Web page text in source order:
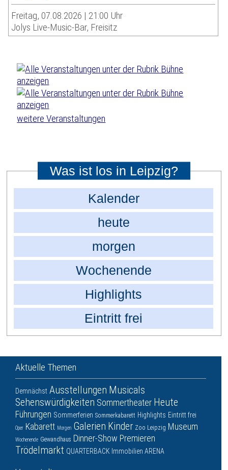
Freitag, 07.08.2026 | 21:00 Uhr
Jolys Live-Music-Bar, Freisitz
weitere Veranstaltungen
Was ist los in Leipzig?
Kalender
heute
morgen
Wochenende
Highlights
Eintritt frei
Aktuelle Themen
Demnächst Ausstellungen Musicals
Sehenswürdigkeiten Sommertheater Heute
Führungen Sommerferien Sommerkabarett Highlights Eintritt frei
Oper Kabarett Morgen Galerien Kinder Zoo Leipzig Museum
Wochenende Gewandhaus Dinner-Show Premieren
Trödelmarkt QUARTERBACK Immobilien ARENA